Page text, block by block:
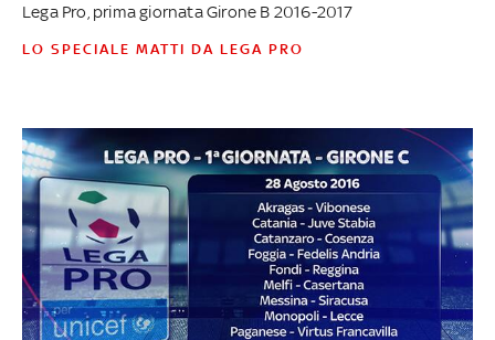
Lega Pro, prima giornata Girone B 2016-2017
LO SPECIALE MATTI DA LEGA PRO